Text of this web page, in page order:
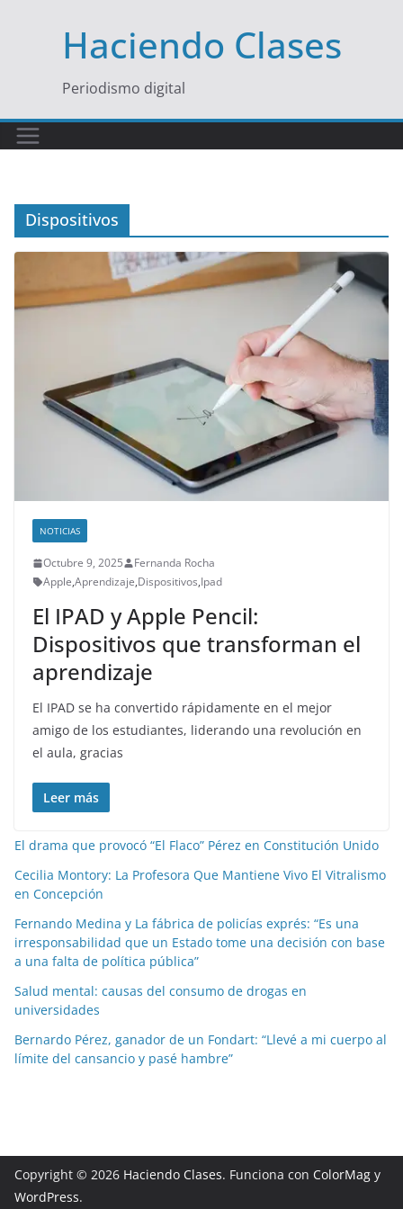
contenidoHaciendo Clases
Periodismo digital
Dispositivos
NOTICIAS
Octubre 9, 2025
Fernanda Rocha
Apple,Aprendizaje,Dispositivos,Ipad
El IPAD y Apple Pencil:
Dispositivos que transforman el
aprendizaje
El IPAD se ha convertido rápidamente en el mejor
amigo de los estudiantes, liderando una revolución en
el aula, gracias
Leer más
El drama que provocó “El Flaco” Pérez en Constitución Unido
Cecilia Montory: La Profesora Que Mantiene Vivo El Vitralismo
en Concepción
Fernando Medina y La fábrica de policías exprés: “Es una
irresponsabilidad que un Estado tome una decisión con base
a una falta de política pública”
Salud mental: causas del consumo de drogas en
universidades
Bernardo Pérez, ganador de un Fondart: “Llevé a mi cuerpo al
límite del cansancio y pasé hambre”
Copyright © 2026 Haciendo Clases. Funciona con ColorMag y
WordPress.